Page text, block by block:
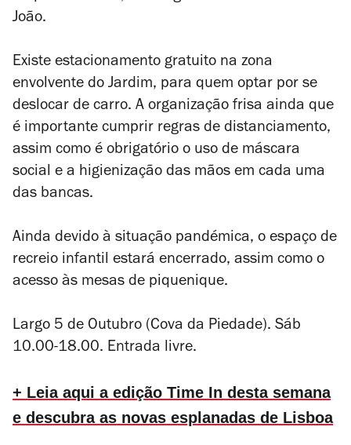
João.
Existe estacionamento gratuito na zona
envolvente do Jardim, para quem optar por se
deslocar de carro. A organização frisa ainda que
é importante cumprir regras de distanciamento,
assim como é obrigatório o uso de máscara
social e a higienização das mãos em cada uma
das bancas.
Ainda devido à situação pandémica, o espaço de
recreio infantil estará encerrado, assim como o
acesso às mesas de piquenique.
Largo 5 de Outubro (Cova da Piedade). Sáb
10.00-18.00. Entrada livre.
+ Leia aqui a edição Time In desta semana
e descubra as novas esplanadas de Lisboa